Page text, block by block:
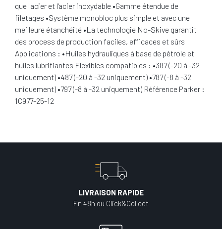
que l'acier et l'acier inoxydable •Gamme étendue de
filetages •Système monobloc plus simple et avec une
meilleure étanchéité •La technologie No-Skive garantit
des process de production faciles, efficaces et sûrs
Applications : •Huiles hydrauliques à base de pétrole et
huiles lubrifiantes Flexibles compatibles : •387 (-20 à -32
uniquement) •487 (-20 à -32 uniquement) •787 (-8 à -32
uniquement) •797 (-8 à -32 uniquement) Référence Parker :
1C977-25-12
LIVRAISON RAPIDE
En 48h ou Click&Collect